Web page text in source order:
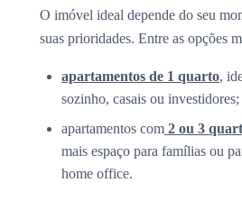
O imóvel ideal depende do seu
suas prioridades. Entre as opções
apartamentos de 1 quarto,
sozinho, casais ou investidores;
apartamentos com 2 ou 3
mais espaço para famílias ou
home office.